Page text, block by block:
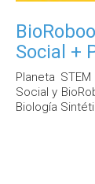
Social +
Planeta
Social y
Biología